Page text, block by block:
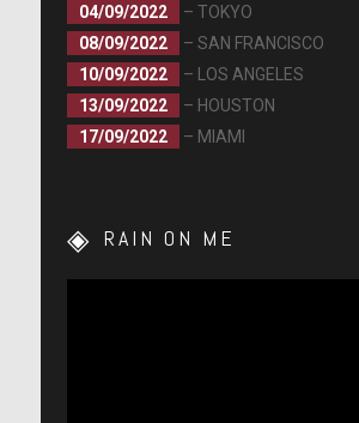
04/09/2022
– TOKYO
08/09/2022
– SAN FRANCISCO
10/09/2022
– LOS ANGELES
13/09/2022
– HOUSTON
17/09/2022
– MIAMI
RAIN ON ME